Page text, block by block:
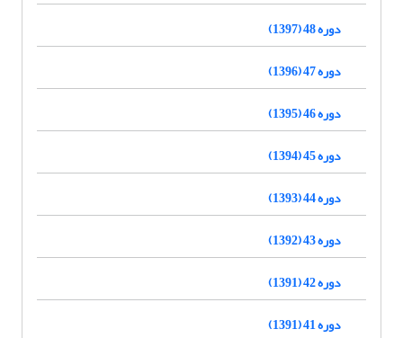
دوره 48 (1397)
دوره 47 (1396)
دوره 46 (1395)
دوره 45 (1394)
دوره 44 (1393)
دوره 43 (1392)
دوره 42 (1391)
دوره 41 (1391)